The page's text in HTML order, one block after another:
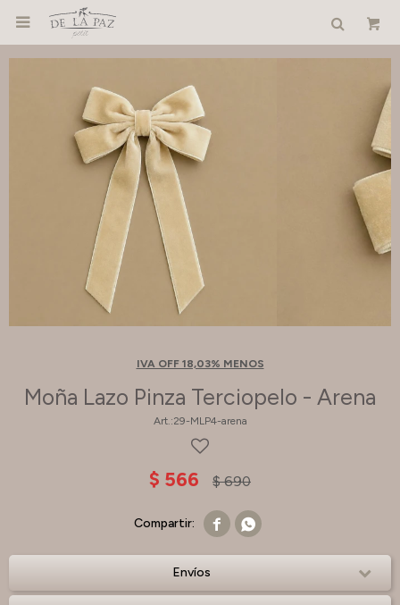

IVA OFF 18,03% MENOS
Moña Lazo Pinza Terciopelo - Arena
29-MLP4-arena
$ 566 $ 690
 
Envíos